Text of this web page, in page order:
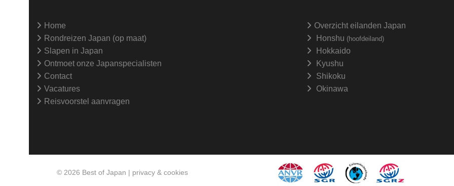
Home
Rondreizen Japan (op maat)
Slapen in Japan
Ontmoet onze Japanspecialisten
Contact
Vacatures
Reisvoorstel aanvragen
Overzicht eilanden Japan
Honshu (hoofdeiland)
Hokkaido
Kyushu
Shikoku
Okinawa
© 2026 Best of Japan | privacy & cookies